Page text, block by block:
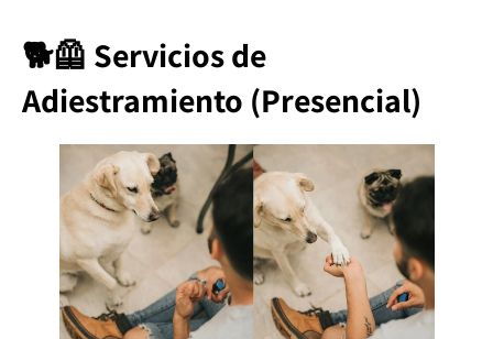
🐕🦺 Servicios de
Adiestramiento (Presencial)